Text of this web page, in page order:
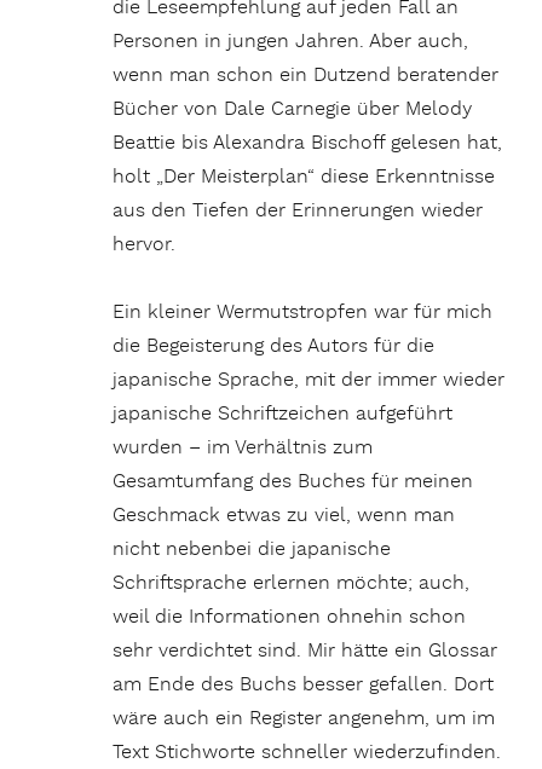
die Leseempfehlung auf jeden Fall an
Personen in jungen Jahren. Aber auch,
wenn man schon ein Dutzend beratender
Bücher von Dale Carnegie über Melody
Beattie bis Alexandra Bischoff gelesen hat,
holt „Der Meisterplan“ diese Erkenntnisse
aus den Tiefen der Erinnerungen wieder
hervor.
Ein kleiner Wermutstropfen war für mich
die Begeisterung des Autors für die
japanische Sprache, mit der immer wieder
japanische Schriftzeichen aufgeführt
wurden – im Verhältnis zum
Gesamtumfang des Buches für meinen
Geschmack etwas zu viel, wenn man
nicht nebenbei die japanische
Schriftsprache erlernen möchte; auch,
weil die Informationen ohnehin schon
sehr verdichtet sind. Mir hätte ein Glossar
am Ende des Buchs besser gefallen. Dort
wäre auch ein Register angenehm, um im
Text Stichworte schneller wiederzufinden.